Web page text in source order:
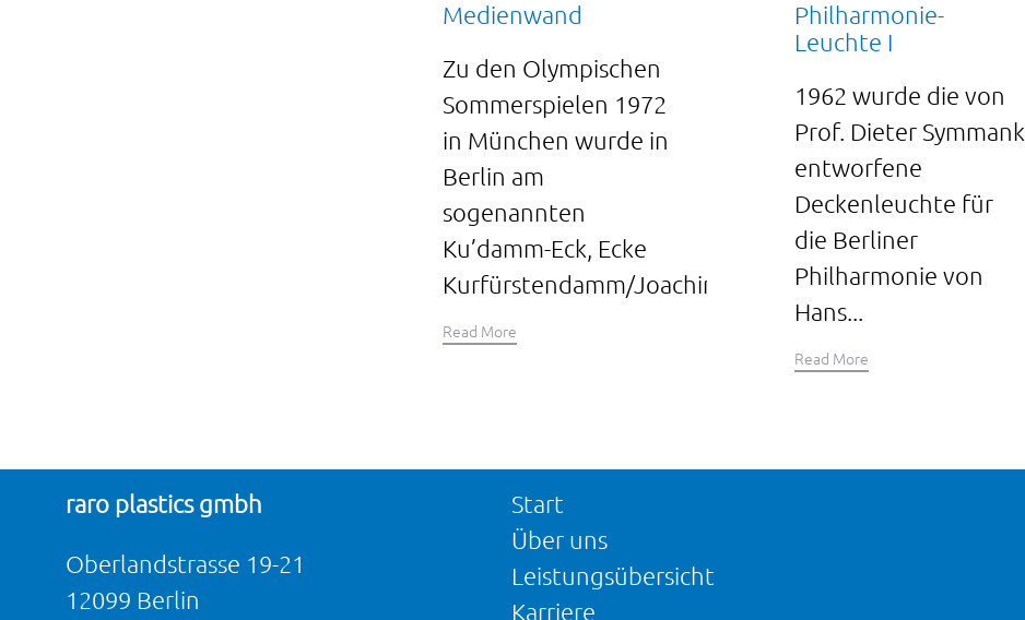
Medienwand
Zu den Olympischen
Sommerspielen 1972
in München wurde in
Berlin am
sogenannten
Ku’damm-Eck, Ecke
Kurfürstendamm/Joachimstaler...
Read More
Philharmonie-
Leuchte I
1962 wurde die von
Prof. Dieter Symmank
entworfene
Deckenleuchte für
die Berliner
Philharmonie von
Hans...
Read More
raro plastics gmbh
Oberlandstrasse 19-21
12099 Berlin
Start
Über uns
Leistungsübersicht
Karriere